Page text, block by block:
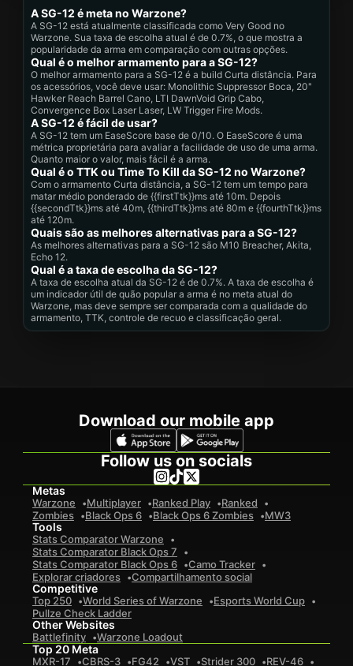
A SG-12 é meta no Warzone?
A SG-12 está atualmente classificada como Very Good no
Warzone. Sua taxa de escolha atual é de 0.7%, o que mostra a
popularidade da arma em comparação com outras opções.
Qual é o melhor armamento para a SG-12?
O melhor armamento para a SG-12 é a build Curta distância. Para
os acessórios, você deve usar: Monolithic Suppressor Boca, 20"
Hawker Reach Barrel Cano, LTI DawnVoid Grip Cabo,
Convergence Box Laser Laser, LW Trigger Fire Mods.
A SG-12 é fácil de usar?
A SG-12 tem um EaseScore base de 0/10. O EaseScore é uma
métrica proprietária para avaliar a facilidade de uso de uma arma.
Quanto maior o valor, mais fácil é a arma.
Qual é o TTK ou Time To Kill da SG-12 no Warzone?
Com o armamento Curta distância, a SG-12 tem um tempo para
matar médio ponderado de {{firstTtk}}ms até 10m. Depois
{{secondTtk}}ms até 40m, {{thirdTtk}}ms até 80m e {{fourthTtk}}ms
até 120m.
Quais são as melhores alternativas para a SG-12?
As melhores alternativas para a SG-12 são M10 Breacher, Akita,
Echo 12.
Qual é a taxa de escolha da SG-12?
A taxa de escolha atual da SG-12 é de 0.7%. A taxa de escolha é
um indicador útil de quão popular a arma é no meta atual do
Warzone, mas deve sempre ser comparada com a qualidade do
armamento, TTK, controle de recuo e classificação geral.
Download our mobile app
Follow us on socials
Metas
Warzone Multiplayer Ranked Play
Ranked
Zombies
Black Ops 6 Black Ops 6 Zombies MW3
Tools
Stats Comparator Warzone
Stats Comparator Black Ops 7
Stats Comparator Black Ops 6
Camo Tracker
Explorar criadores
Compartilhamento social
Competitive
Top 250 World Series of Warzone
Esports World Cup
Pullze Check Ladder
Other Websites
Battlefinity Warzone Loadout
Top 20 Meta
MXR-17 CBRS-3 FG42 VST Strider 300 REV-46